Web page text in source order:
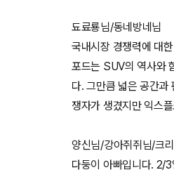
됴료룡님/동네방네님
국내시장 경쟁력에 대
포드는 SUV의 역사와
다. 그만큼 넓은 공간과
쟁자가 생겼지만 익스
양신님/강아쥐쥐님/크
다둥이 아빠입니다. 2/